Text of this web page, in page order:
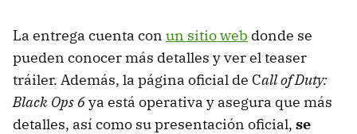
La entrega cuenta con un sitio web donde se
pueden conocer más detalles y ver el teaser
tráiler. Además, la página oficial de Call of Duty:
Black Ops 6ya está operativa y asegura que más
detalles, así como su presentación oficial, se